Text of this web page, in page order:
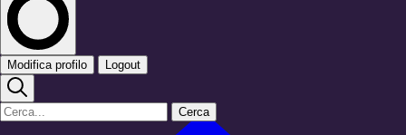
Modifica profilo Logout
Cerca